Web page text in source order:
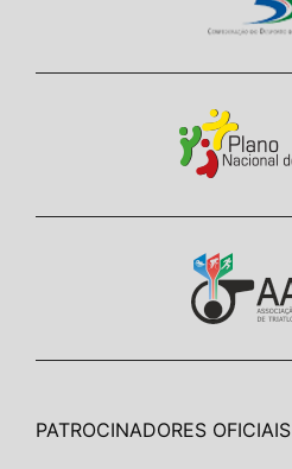
PATROCINADORES OFICIAIS